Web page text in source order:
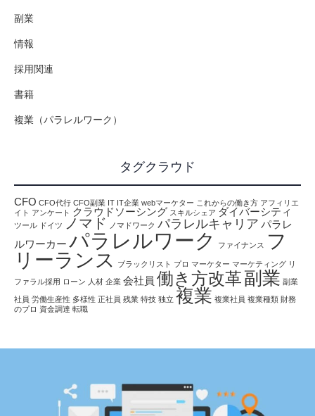
副業
情報
採用関連
書籍
複業（パラレルワーク）
タグクラウド
CFO CFO代行 CFO副業 IT IT企業 webマーケター これからの働き方 アフィリエ
イト アンケート クラウドソーシング スキルシェア ダイバーシティ
ツール ドイツ ノマド ノマドワーク パラレルキャリア パラレ
ルワーカー パラレルワーク ファイナンス
フ
リーランス
ブラックリスト プロ マーケター マーケティング リ
ファラル採用 ローン 人材 企業 会社員 働き方改革副業 副業
社員 労働生産性 多様性 正社員 残業 特技 独立 複業 複業社員 複業種類 財務
のプロ 資金調達 転職